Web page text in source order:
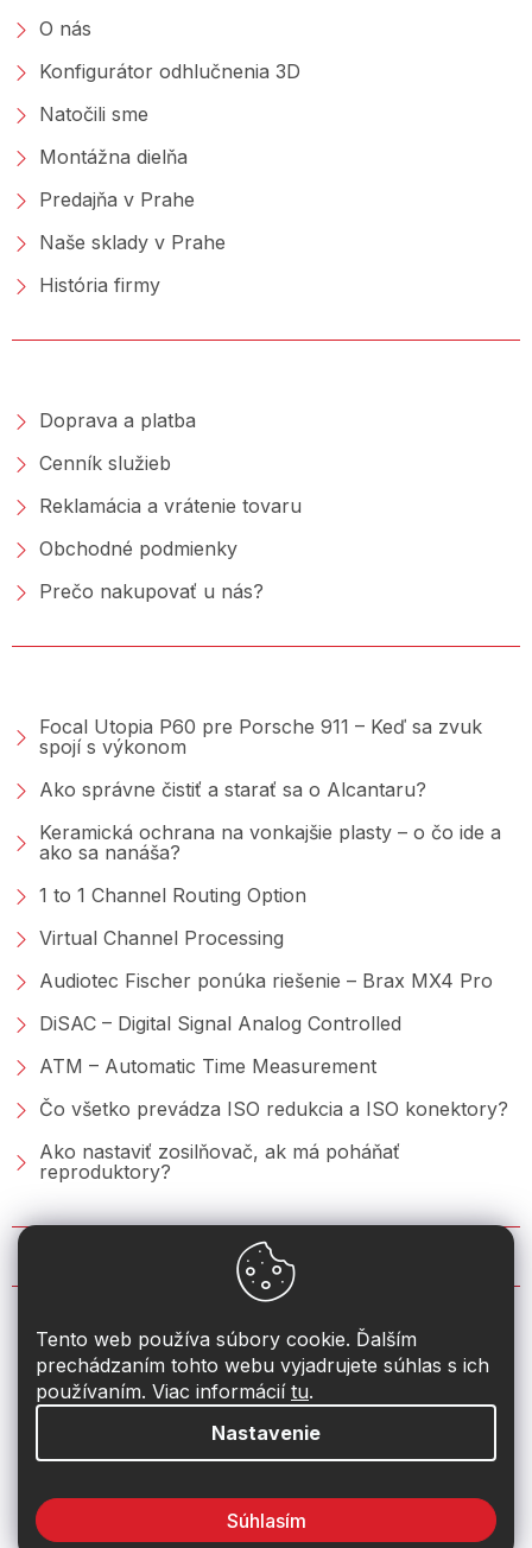
Tento web používa súbory cookie. Ďalším
prechádzaním tohto webu vyjadrujete súhlas s ich
používaním. Viac informácií tu.
Nastavenie
Súhlasím
O nás
Konfigurátor odhlučnenia 3D
Natočili sme
Montážna dielňa
Predajňa v Prahe
Naše sklady v Prahe
História firmy
Doprava a platba
Cenník služieb
Reklamácia a vrátenie tovaru
Obchodné podmienky
Prečo nakupovať u nás?
Focal Utopia P60 pre Porsche 911 – Keď sa zvuk
spojí s výkonom
Ako správne čistiť a starať sa o Alcantaru?
Keramická ochrana na vonkajšie plasty – o čo ide a
ako sa nanáša?
1 to 1 Channel Routing Option
Virtual Channel Processing
Audiotec Fischer ponúka riešenie – Brax MX4 Pro
DiSAC – Digital Signal Analog Controlled
ATM – Automatic Time Measurement
Čo všetko prevádza ISO redukcia a ISO konektory?
Ako nastaviť zosilňovač, ak má poháňať
reproduktory?
KONTAKT
info@2din.sk
+421 222 205 928
Vytvoril Shoptet